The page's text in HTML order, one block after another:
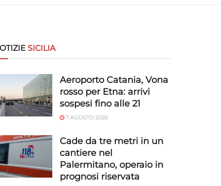
SICILIA
Aeroporto Catania, Vona
rosso per Etna: arrivi
sospesi fino alle 21
7 AGOSTO 2026
Cade da tre metri in un
cantiere nel
Palermitano, operaio in
prognosi riservata